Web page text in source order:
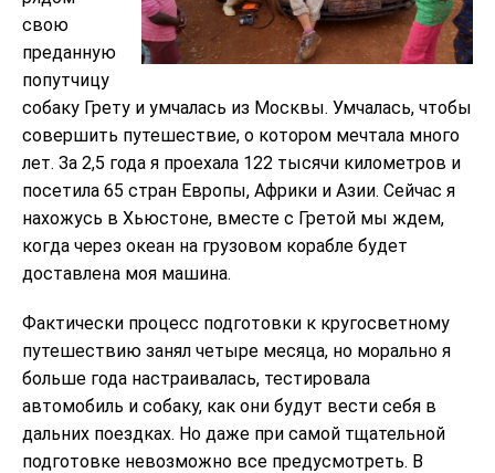
свою
преданную
попутчицу
собаку Грету и умчалась из Москвы. Умчалась, чтобы
совершить путешествие, о котором мечтала много
лет. За 2,5 года я проехала 122 тысячи километров и
посетила 65 стран Европы, Африки и Азии. Сейчас я
нахожусь в Хьюстоне, вместе с Гретой мы ждем,
когда через океан на грузовом корабле будет
доставлена моя машина.
Фактически процесс подготовки к кругосветному
путешествию занял четыре месяца, но морально я
больше года настраивалась, тестировала
автомобиль и собаку, как они будут вести себя в
дальних поездках. Но даже при самой тщательной
подготовке невозможно все предусмотреть. В